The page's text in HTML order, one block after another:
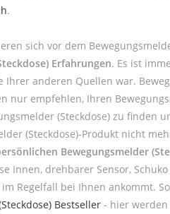
.
sich vor dem
Erfahrungen. Es ist
Ihrer anderen Quellen war.
nur empfehlen, Ihren
(Steckdose) zu finden
(Steckdose)-Produkt nicht
Bewegungsmelder
Innen, drehbarer Sensor,
Regelfall bei Ihnen ankommt.
Bestseller - hier werden